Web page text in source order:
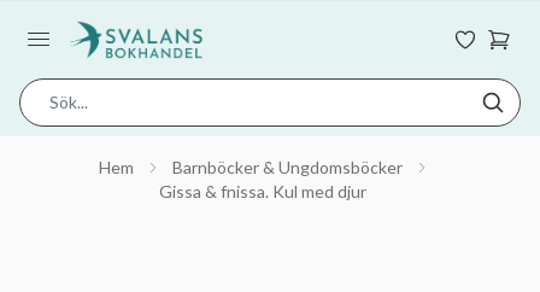
Hem
Barnböcker & Ungdomsböcker
Gissa & fnissa. Kul med djur